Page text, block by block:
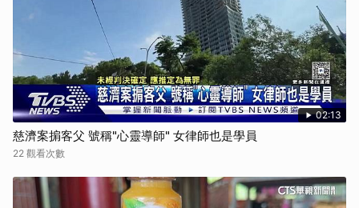
02:13
慈濟案掮客父 號稱"心靈導師" 女律師也是學員
22 觀看次數